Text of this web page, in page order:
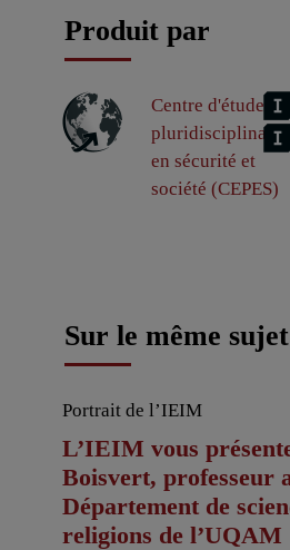
Produit par
Centre d'études
en sécurité et
société (CEPES)
Sur le même sujet
Portrait de l’IEIM
L’IEIM vous
Boisvert, professeur
Département de
religions de l’UQAM